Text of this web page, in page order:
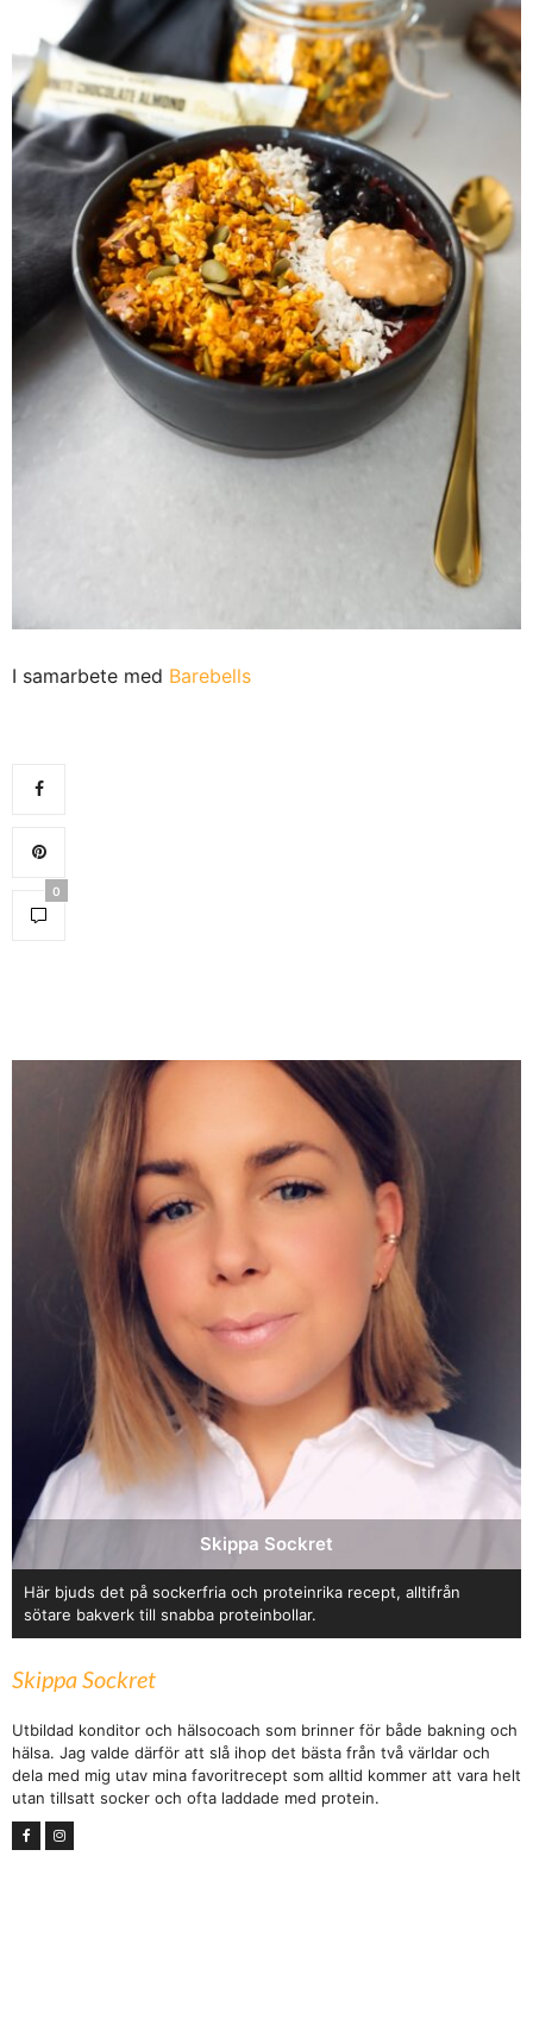
I samarbete med Barebells
0
Skippa Sockret
Här bjuds det på sockerfria och proteinrika recept, alltifrån
sötare bakverk till snabba proteinbollar.
Skippa Sockret
Utbildad konditor och hälsocoach som brinner för både bakning och
hälsa. Jag valde därför att slå ihop det bästa från två världar och
dela med mig utav mina favoritrecept som alltid kommer att vara helt
utan tillsatt socker och ofta laddade med protein.